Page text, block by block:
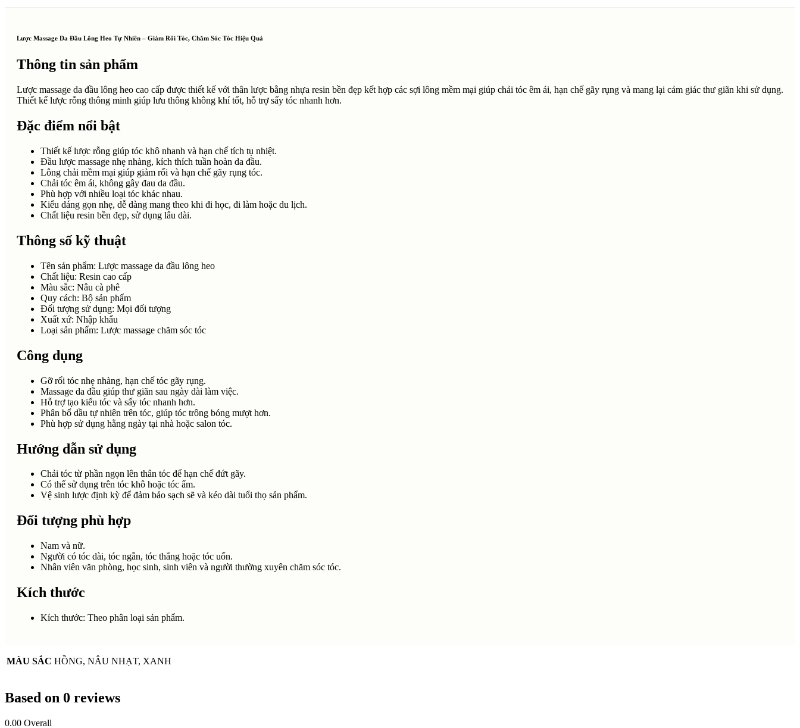
kiểu,
mượt
Tiện
dưỡng
tóc,
quantity
Lược Massage Da Đầu Lông Heo Tự Nhiên – Giảm Rối Tóc, Chăm Sóc Tóc Hiệu Quả
Thông tin sản phẩm
Lược massage da đầu lông heo cao cấp được thiết kế với thân lược bằng nhựa resin bền đẹp kết hợp các sợi lông mềm mại giúp chải tóc êm ái, hạn chế gãy rụng và mang lại cảm giác thư giãn khi sử dụng.
Thiết kế lược rỗng thông minh giúp lưu thông không khí tốt, hỗ trợ sấy tóc nhanh hơn.
Đặc điểm nổi bật
Thiết kế lược rỗng giúp tóc khô nhanh và hạn chế tích tụ nhiệt.
Đầu lược massage nhẹ nhàng, kích thích tuần hoàn da đầu.
Lông chải mềm mại giúp giảm rối và hạn chế gãy rụng tóc.
Chải tóc êm ái, không gây đau da đầu.
Phù hợp với nhiều loại tóc khác nhau.
Kiểu dáng gọn nhẹ, dễ dàng mang theo khi đi học, đi làm hoặc du lịch.
Chất liệu resin bền đẹp, sử dụng lâu dài.
Thông số kỹ thuật
Tên sản phẩm: Lược massage da đầu lông heo
Chất liệu: Resin cao cấp
Màu sắc: Nâu cà phê
Quy cách: Bộ sản phẩm
Đối tượng sử dụng: Mọi đối tượng
Xuất xứ: Nhập khẩu
Loại sản phẩm: Lược massage chăm sóc tóc
Công dụng
Gỡ rối tóc nhẹ nhàng, hạn chế tóc gãy rụng.
Massage da đầu giúp thư giãn sau ngày dài làm việc.
Hỗ trợ tạo kiểu tóc và sấy tóc nhanh hơn.
Phân bổ dầu tự nhiên trên tóc, giúp tóc trông bóng mượt hơn.
Phù hợp sử dụng hằng ngày tại nhà hoặc salon tóc.
Hướng dẫn sử dụng
Chải tóc từ phần ngọn lên thân tóc để hạn chế đứt gãy.
Có thể sử dụng trên tóc khô hoặc tóc ẩm.
Vệ sinh lược định kỳ để đảm bảo sạch sẽ và kéo dài tuổi thọ sản phẩm.
Đối tượng phù hợp
Nam và nữ.
Người có tóc dài, tóc ngắn, tóc thẳng hoặc tóc uốn.
Nhân viên văn phòng, học sinh, sinh viên và người thường xuyên chăm sóc tóc.
Kích thước
Kích thước: Theo phân loại sản phẩm.
MÀU SẮC HỒNG, NÂU NHẠT, XANH
Based on 0 reviews
0.00 Overall